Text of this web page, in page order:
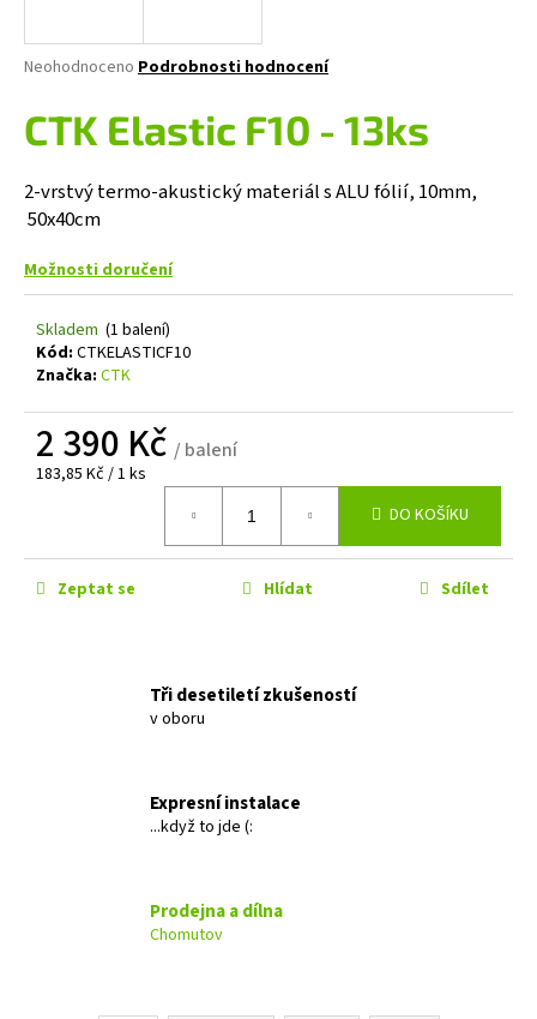
Průměrné
produktu
je
z
5
hvězdiček.
Neohodnoceno Podrobnosti hodnocení
CTK Elastic F10 - 13ks
2-vrstvý termo‑akustický materiál s ALU fólií, 10mm,
50x40cm
Možnosti doručení
Skladem (1 balení)
Kód: CTKELASTICF10
Značka: CTK
2 390 Kč / balení
Měrná
183,85 Kč / 1 ks
DO KOŠÍKU
Zeptat se Hlídat Sdílet
Tři desetiletí zkušeností
v oboru
Expresní instalace
...když to jde (:
Prodejna a dílna
Chomutov
j
t
?
HLEDAT
D
o
p
o
u